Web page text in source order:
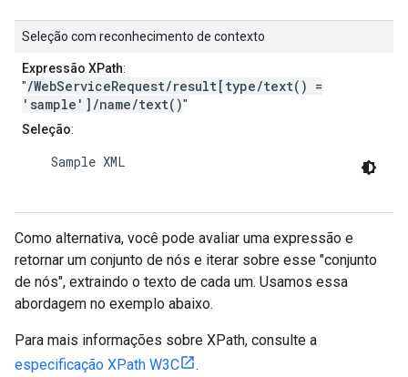
Seleção com reconhecimento de contexto
Expressão XPath:
"/WebServiceRequest/result[type/text() =
'sample']/name/text()"
Seleção:
    Sample XML
Como alternativa, você pode avaliar uma expressão e
retornar um conjunto de nós e iterar sobre esse "conjunto
de nós", extraindo o texto de cada um. Usamos essa
abordagem no exemplo abaixo.
Para mais informações sobre XPath, consulte a
especificação XPath W3C
.